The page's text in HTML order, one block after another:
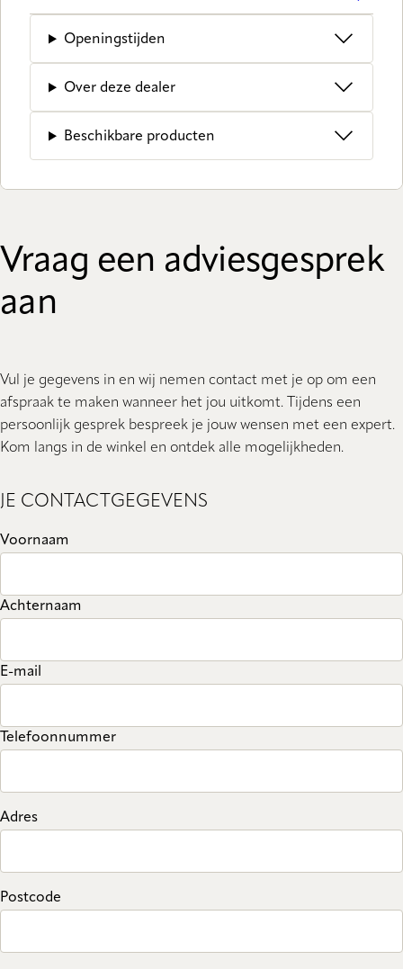
Openingstijden
Over deze dealer
Beschikbare producten
Vraag een adviesgesprek
aan
Vul je gegevens in en wij nemen contact met je op om een
afspraak te maken wanneer het jou uitkomt. Tijdens een
persoonlijk gesprek bespreek je jouw wensen met een expert.
Kom langs in de winkel en ontdek alle mogelijkheden.
JE CONTACTGEGEVENS
Voornaam
Achternaam
E-mail
Telefoonnummer
Adres
Postcode